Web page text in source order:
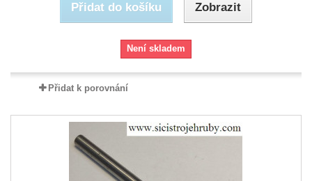
Přidat do košíku Zobrazit
Není skladem
Přidat k porovnání